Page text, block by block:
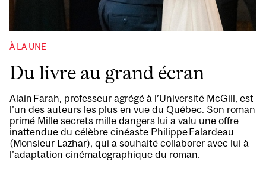
À LA UNE
Du livre au grand écran
Alain Farah, professeur agrégé à l’Université McGill, est
l’un des auteurs les plus en vue du Québec. Son roman
primé Mille secrets mille dangers lui a valu une offre
inattendue du célèbre cinéaste Philippe Falardeau
(Monsieur Lazhar), qui a souhaité collaborer avec lui à
l’adaptation cinématographique du roman.